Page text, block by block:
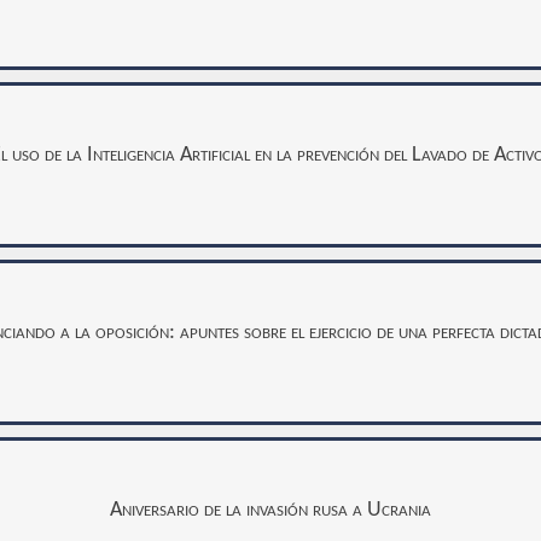
uso de la Inteligencia Artificial en la prevención del Lavado de
a la oposición: apuntes sobre el ejercicio de una perfecta
Aniversario de la invasión rusa a Ucrania